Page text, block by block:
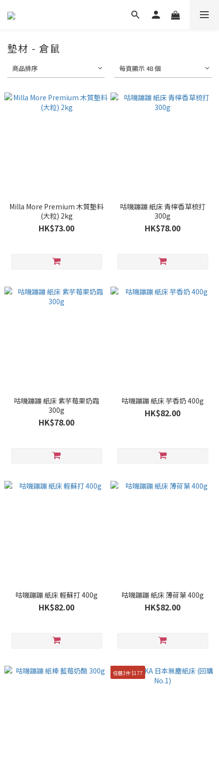
墊材 - 倉鼠
商品排序 每頁顯示 48 個
Milla More Premium 木質墊料
(大粒) 2kg
HK$73.00
咕嘰蹦蹦 紙床 青檸香草梳打
300g
HK$78.00
咕嘰蹦蹦 紙床 紫芋莓果奶霜
300g
HK$78.00
咕嘰蹦蹦 紙床 芋香奶 400g
HK$82.00
咕嘰蹦蹦 紙床 輕蘇打 400g
HK$82.00
咕嘰蹦蹦 紙床 薄荷葉 400g
HK$82.00
任選3件 $177